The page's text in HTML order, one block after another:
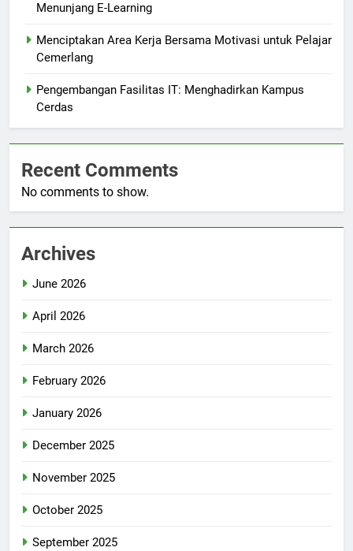
Menunjang E-Learning
Menciptakan Area Kerja Bersama Motivasi untuk Pelajar
Cemerlang
Pengembangan Fasilitas IT: Menghadirkan Kampus
Cerdas
Recent Comments
No comments to show.
Archives
June 2026
April 2026
March 2026
February 2026
January 2026
December 2025
November 2025
October 2025
September 2025